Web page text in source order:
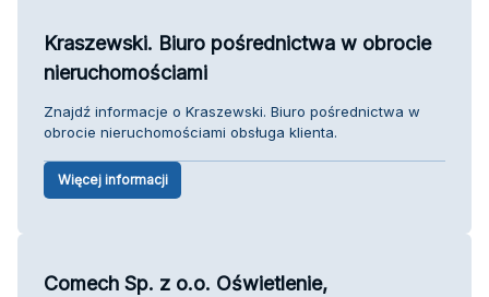
Kraszewski. Biuro pośrednictwa w obrocie
nieruchomościami
Znajdź informacje o Kraszewski. Biuro pośrednictwa w
obrocie nieruchomościami obsługa klienta.
Więcej informacji
Comech Sp. z o.o. Oświetlenie,